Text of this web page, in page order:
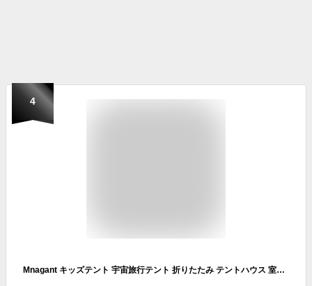
4
Mnagant キッズテント 宇宙旅行テント 折りたたみ テントハウス 室内 屋外 収納バッグ付き 子供用テント キャンプセット 秘密基地 こども用 窓付き 簡単に組立 誕生日 クリスマス プレゼント-126 x 126 x 102 cm